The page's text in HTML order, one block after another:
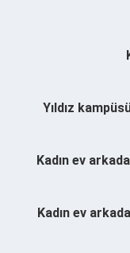
Yıldız
Kadın ev
Kadın ev